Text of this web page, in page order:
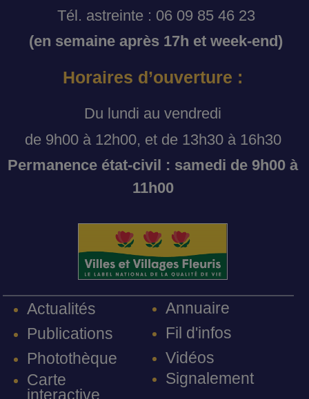
Tél. astreinte : 06 09 85 46 23
(en semaine après 17h et week-end)
Horaires d’ouverture :
Du lundi au vendredi
de 9h00 à 12h00, et de 13h30 à 16h30
Permanence état-civil : samedi de 9h00 à
11h00
Actualités
Publications
Photothèque
Carte
interactive
Annuaire
Fil d'infos
Vidéos
Signalement